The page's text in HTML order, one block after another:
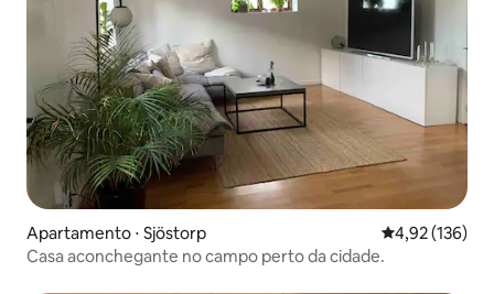
Apartamento ⋅ Sjöstorp 4,92 de uma
4,92 (136)
Casa aconchegante no campo perto da cidade.